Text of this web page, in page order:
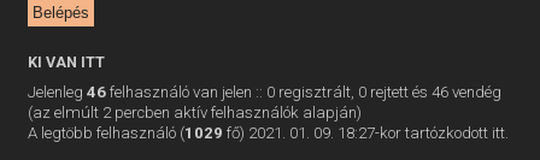
KI VAN ITT
Jelenleg 46felhasználó van jelen :: 0 regisztrált, 0 rejtett és 46 vendég
(az elmúlt 2 percben aktív felhasználók alapján)
A legtöbb felhasználó (1029 fő) 2021. 01. 09. 18:27-kor tartózkodott itt.